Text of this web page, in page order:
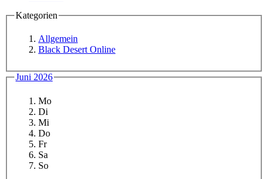
Kategorien
Allgemein
Black Desert Online
Juni 2026
Mo
Di
Mi
Do
Fr
Sa
So